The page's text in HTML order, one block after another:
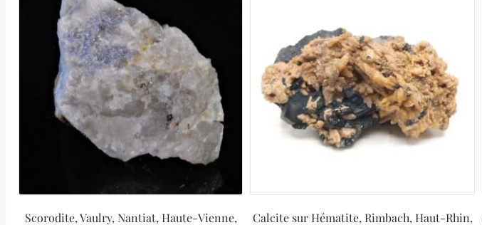
Scorodite, Vaulry, Nantiat, Haute-Vienne,
Calcite sur Hématite, Rimbach, Haut-Rhin,